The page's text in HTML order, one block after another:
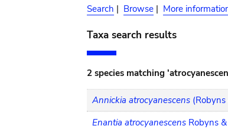
Search | Browse | More
Taxa search results
2 species matching
Annickia atrocyanescens
Enantia atrocyanescens Robyns